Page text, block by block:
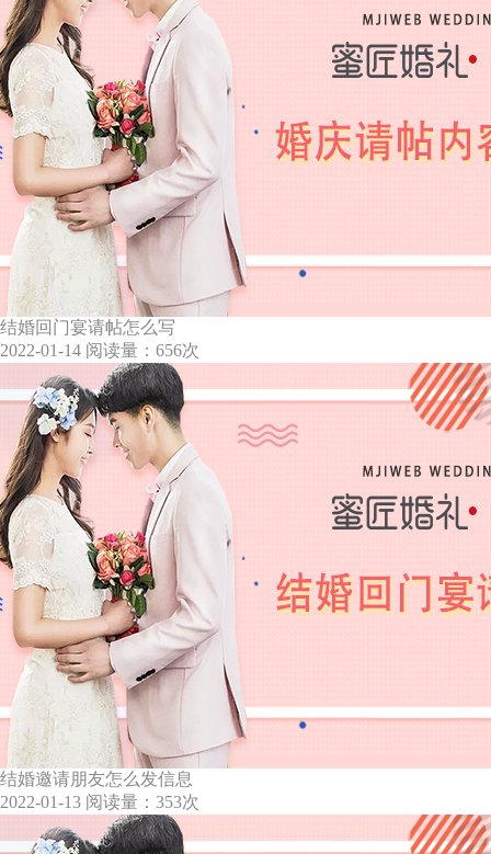
结婚回门宴请帖怎么写
2022-01-14 阅读量：656次
结婚邀请朋友怎么发信息
2022-01-13 阅读量：353次